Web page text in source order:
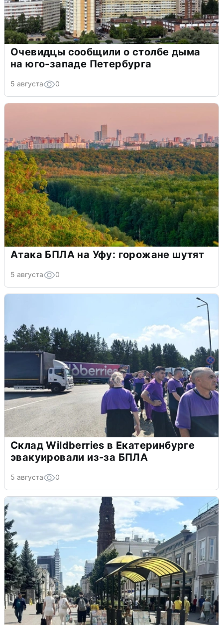
Очевидцы сообщили о столбе дыма
на юго-западе Петербурга
5 августа 0
Атака БПЛА на Уфу: горожане шутят
5 августа 0
Склад Wildberries в Екатеринбурге
эвакуировали из-за БПЛА
5 августа 0